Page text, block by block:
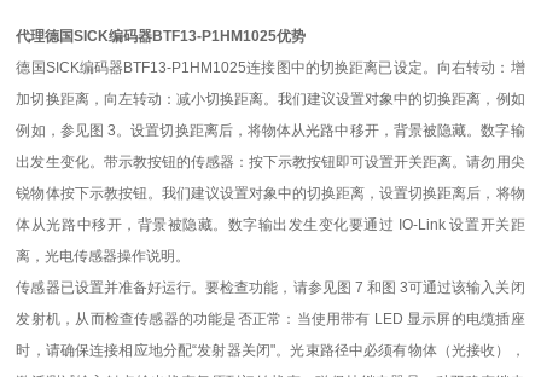
代理德国SICK编码器BTF13-P1HM1025优势
德国SICK编码器BTF13-P1HM1025连接图中的切换距离已设定。向右转动：增
加切换距离，向左转动：减小切换距离。我们建议设置对象中的切换距离，例如
例如，参见图 3。设置切换距离后，将物体从光路中移开，背景被隐藏。数字输
出发生变化。带示教按钮的传感器：按下示教按钮即可设置开关距离。请勿用尖
锐物体按下示教按钮。我们建议设置对象中的切换距离，设置切换距离后，将物
体从光路中移开，背景被隐藏。数字输出发生变化要通过 IO-Link 设置开关距
离，光电传感器操作说明。
传感器已设置并准备好运行。要检查功能，请参见图 7 和图 3可通过该输入关闭
发射机，从而检查传感器的功能是否正常：当使用带有 LED 显示屏的电缆插座
时，请确保连接相应地分配“发射器关闭"。光束路径中必须有物体（光接收），